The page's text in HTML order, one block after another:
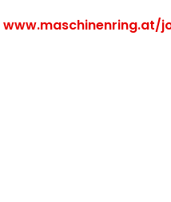
www.maschinenring.at/